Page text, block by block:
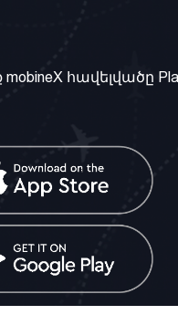
հետ
Մենք
ենք
հավելվածը